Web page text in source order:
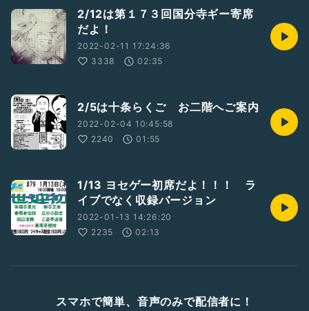
2/12は第１７３回国分寺ギー寄席
だよ！
2022-02-11 17:24:36
3338
02:35
2/5は十条らくご お二階へご案内
2022-02-04 10:45:58
2240
01:55
1/13 ヨセゲー初席だよ！！！ ラ
イブでなく収録バージョン
2022-01-13 14:26:20
2235
02:13
スマホで簡単、音声のみで配信者に！